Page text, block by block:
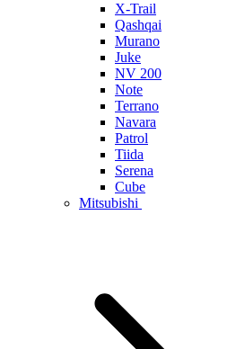
X-Trail
Qashqai
Murano
Juke
NV 200
Note
Terrano
Navara
Patrol
Tiida
Serena
Cube
Mitsubishi